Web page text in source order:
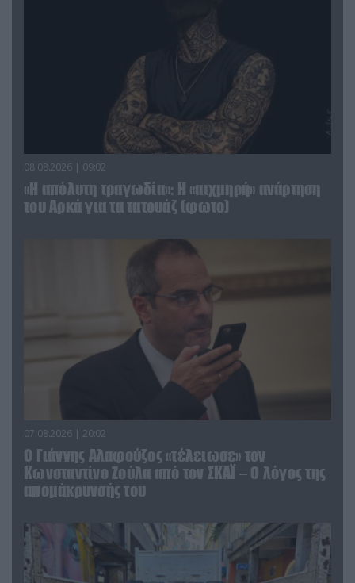
08.08.2026 | 09:02
«Η απόλυτη τραγωδία»: Η «αιχμηρή» ανάρτηση
του Αρκά για τα τατουάζ (φωτο)
07.08.2026 | 20:02
Ο Γιάννης Αλαφούζος «τέλειωσε» τον
Κωνσταντίνο Ζούλα από τον ΣΚΑΪ – Ο λόγος της
απομάκρυνσής του